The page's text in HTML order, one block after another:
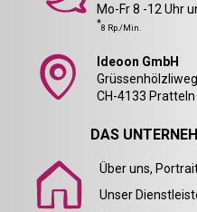
Mo-Fr 8 -12 Uhr
*8 Rp./Min.
Ideoon GmbH
CH-4133 Pratteln
DAS
Über uns,
Unser